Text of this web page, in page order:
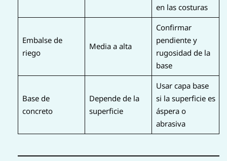
en las costuras
Embalse de
riego
Media a alta
Confirmar
pendiente y
rugosidad de la
base
Base de
concreto
Depende de la
superficie
Usar capa base
si la superficie es
áspera o
abrasiva